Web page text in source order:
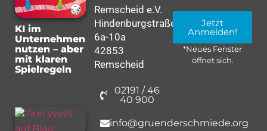
KI im
Unternehmen
nutzen – aber
mit klaren
Spielregeln
Remscheid e.V.
Hindenburgstraße
6a-10a
42853
Remscheid
02191 / 46
40 900
info@gruenderschmiede.org
Jetzt
Anmelden!
*Neues Fenster
öffnet sich.